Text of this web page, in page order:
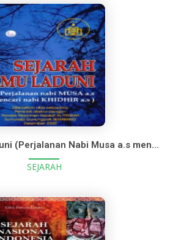
Sejarah Ilmu Laduni (Perjalanan Nabi Musa a.s mencari Nabi Khidhir a.s)
SEJARAH